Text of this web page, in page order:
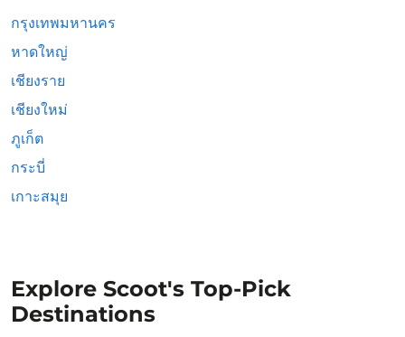
กรุงเทพมหานคร
หาดใหญ่
เชียงราย
เชียงใหม่
ภูเก็ต
กระบี่
เกาะสมุย
Explore Scoot's Top-Pick
Destinations